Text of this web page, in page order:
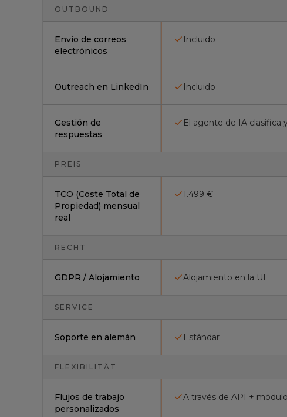
OUTBOUND
Envío de correos
electrónicos
Incluido
Outreach en LinkedIn Incluido
Gestión de
respuestas
El agente de IA clasifica
PREIS
TCO (Coste Total de
Propiedad) mensual
real
1.499 €
RECHT
GDPR / Alojamiento Alojamiento en la UE
SERVICE
Soporte en alemán Estándar
FLEXIBILITÄT
Flujos de trabajo
personalizados
A través de API +